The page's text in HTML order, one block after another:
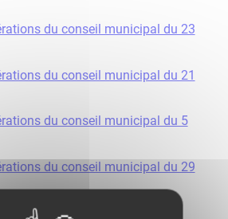
du conseil municipal du 23
du conseil municipal du 21
du conseil municipal du 5
du conseil municipal du 29